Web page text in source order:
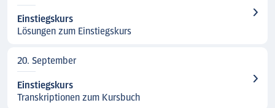
Einstiegskurs
Lösungen zum Einstiegskurs
20. September
Einstiegskurs
Transkriptionen zum Kursbuch